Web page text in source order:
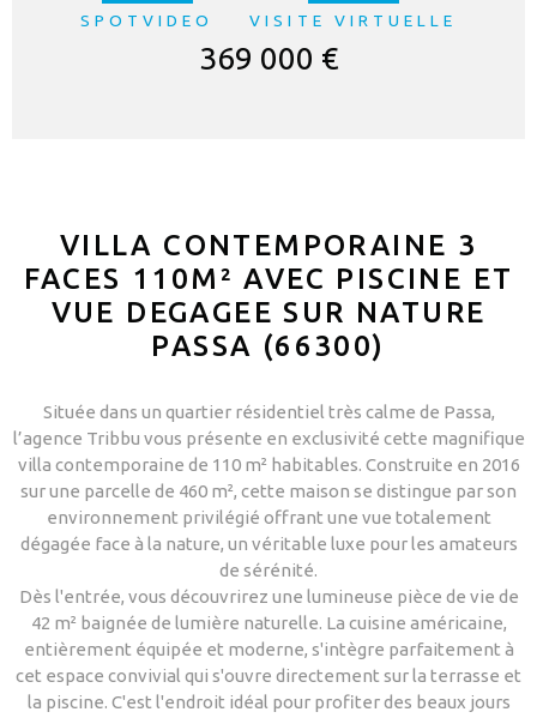
SPOTVIDEO VISITE VIRTUELLE
369 000 €
VILLA CONTEMPORAINE 3
FACES 110M² AVEC PISCINE ET
VUE DEGAGEE SUR NATURE
PASSA (66300)
Située dans un quartier résidentiel très calme de Passa,
l’agence Tribbu vous présente en exclusivité cette magnifique
villa contemporaine de 110 m² habitables. Construite en 2016
sur une parcelle de 460 m², cette maison se distingue par son
environnement privilégié offrant une vue totalement
dégagée face à la nature, un véritable luxe pour les amateurs
de sérénité.
Dès l'entrée, vous découvrirez une lumineuse pièce de vie de
42 m² baignée de lumière naturelle. La cuisine américaine,
entièrement équipée et moderne, s'intègre parfaitement à
cet espace convivial qui s'ouvre directement sur la terrasse et
la piscine. C'est l'endroit idéal pour profiter des beaux jours